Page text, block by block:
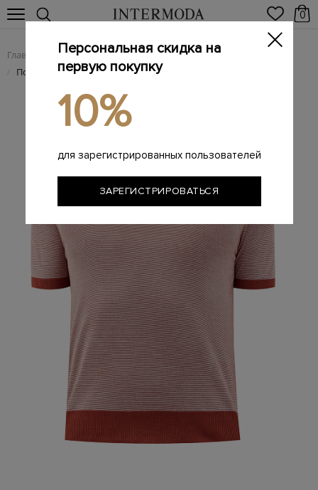
0
Главная Мужчинам / Одежда / Поло
/ Поло из пряжи на основе вискозы и шелка
Персональная скидка на
первую покупку
10%
для зарегистрированных пользователей
ЗАРЕГИСТРИРОВАТЬСЯ